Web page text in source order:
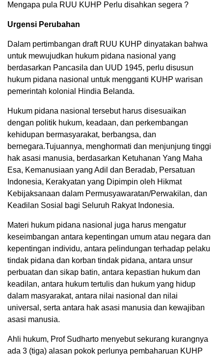
Mengapa pula RUU KUHP Perlu disahkan segera ?
Urgensi Perubahan
Dalam pertimbangan draft RUU KUHP dinyatakan bahwa
untuk mewujudkan hukum pidana nasional yang
berdasarkan Pancasila dan UUD 1945, perlu disusun
hukum pidana nasional untuk mengganti KUHP warisan
pemerintah kolonial Hindia Belanda.
Hukum pidana nasional tersebut harus disesuaikan
dengan politik hukum, keadaan, dan perkembangan
kehidupan bermasyarakat, berbangsa, dan
bernegara.Tujuannya, menghormati dan menjunjung tinggi
hak asasi manusia, berdasarkan Ketuhanan Yang Maha
Esa, Kemanusiaan yang Adil dan Beradab, Persatuan
Indonesia, Kerakyatan yang Dipimpin oleh Hikmat
Kebijaksanaan dalam Permusyawaratan/Perwakilan, dan
Keadilan Sosial bagi Seluruh Rakyat Indonesia.
Materi hukum pidana nasional juga harus mengatur
keseimbangan antara kepentingan umum atau negara dan
kepentingan individu, antara pelindungan terhadap pelaku
tindak pidana dan korban tindak pidana, antara unsur
perbuatan dan sikap batin, antara kepastian hukum dan
keadilan, antara hukum tertulis dan hukum yang hidup
dalam masyarakat, antara nilai nasional dan nilai
universal, serta antara hak asasi manusia dan kewajiban
asasi manusia.
Ahli hukum, Prof Sudharto menyebut sekurang kurangnya
ada 3 (tiga) alasan pokok perlunya pembaharuan KUHP